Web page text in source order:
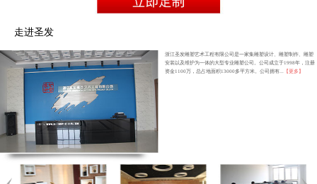
走进圣发
浙江圣发雕塑艺术工程有限公司是一家集雕塑设计、雕塑制作、雕塑
安装以及维护为一体的大型专业雕塑公司。公司成立于1998年，注册
资金1100万，总占地面积13000多平方米。公司拥有...
【更多】